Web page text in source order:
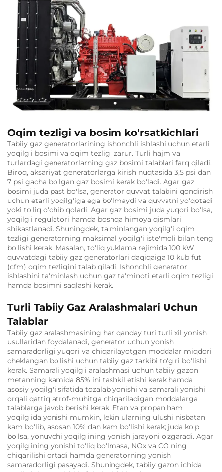
Oqim tezligi va bosim ko'rsatkichlari
Tabiiy gaz generatorlarining ishonchli ishlashi uchun etarli
yoqilg'i bosimi va oqim tezligi zarur. Turli hajm va
turlardagi generatorlarning gaz bosimi talablari farq qiladi.
Biroq, aksariyat generatorlarga kirish nuqtasida 3,5 psi dan
7 psi gacha bo'lgan gaz bosimi kerak bo'ladi. Agar gaz
bosimi juda past bo'lsa, generator quvvat talabini qondirish
uchun etarli yoqilg'iga ega bo'lmaydi va quvvatni yo'qotadi
yoki to'liq o'chib qoladi. Agar gaz bosimi juda yuqori bo'lsa,
yoqilg'i regulatori hamda boshqa himoya qismlari
shikastlanadi. Shuningdek, ta'minlangan yoqilg'i oqim
tezligi generatorning maksimal yoqilg'i iste'moli bilan teng
bo'lishi kerak. Masalan, to'liq yuklama rejimida 100 kW
quvvatdagi tabiiy gaz generatorlari daqiqaiga 10 kub fut
(cfm) oqim tezligini talab qiladi. Ishonchli generator
ishlashini ta'minlash uchun gaz ta'minoti etarli oqim tezligi
hamda bosimni saqlashi kerak.
Turli Tabiiy Gaz Aralashmalari Uchun
Talablar
Tabiiy gaz aralashmasining har qanday turi turli xil yonish
usullaridan foydalanadi, generator uchun yonish
samaradorligi yuqori va chiqarilayotgan moddalar miqdori
cheklangan bo'lishi uchun tabiiy gaz tarkibi to'g'ri bo'lishi
kerak. Samarali yoqilg'i aralashmasi uchun tabiiy gazon
metanning kamida 85% ini tashkil etishi kerak hamda
asosiy yoqilg'i sifatida tozalab yonishi va samarali yonishi
orqali qattiq atrof-muhitga chiqariladigan moddalarga
talablarga javob berishi kerak. Etan va propan ham
yoqilg'ida yonishi mumkin, lekin ularning ulushi nisbatan
kam bo'lib, asosan 10% dan kam bo'lishi kerak; juda ko'p
bo'lsa, yonuvchi yoqilg'ining yonish jarayoni o'zgaradi. Agar
yoqilg'ining yonishi to'liq bo'lmasa, NOx va CO ning
chiqarilishi ortadi hamda generatorning yonish
samaradorligi pasayadi. Shuningdek, tabiiy gazon ichida